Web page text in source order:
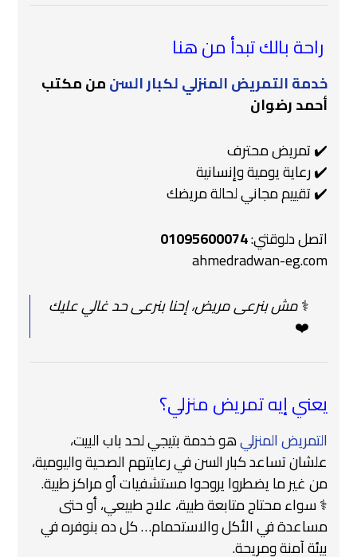
راحة بالك تبدأ من هنا
خدمة التمريض المنزلي لكبار السنمن مكتب
أحمد رضوان
✔️ تمريض محترف
✔️ رعاية يومية وإنسانية
✔️ تقييم مجاني لحالة مريضك
اتصل دلوقتي:01095600074
ahmedradwan-eg.com
‍⚕️مش بنرعى مريض، إحنا بنرعى حد غالي عليك
❤️
يعني إيه تمريض منزلي؟
التمريض المنزليهو خدمة بتيجي لحد باب البيت،
علشان تساعد كبار السن في رعايتهم الصحية واليومية،
من غير ما يضطروا يروحوا مستشفيات أو مراكز طبية.
‍⚕️ سواء محتاج متابعة طبية، علاج طبيعي، أو حتى
مساعدة في الأكل والاستحمام… كل ده بنوفره في
بيئة آمنة ومريحة.